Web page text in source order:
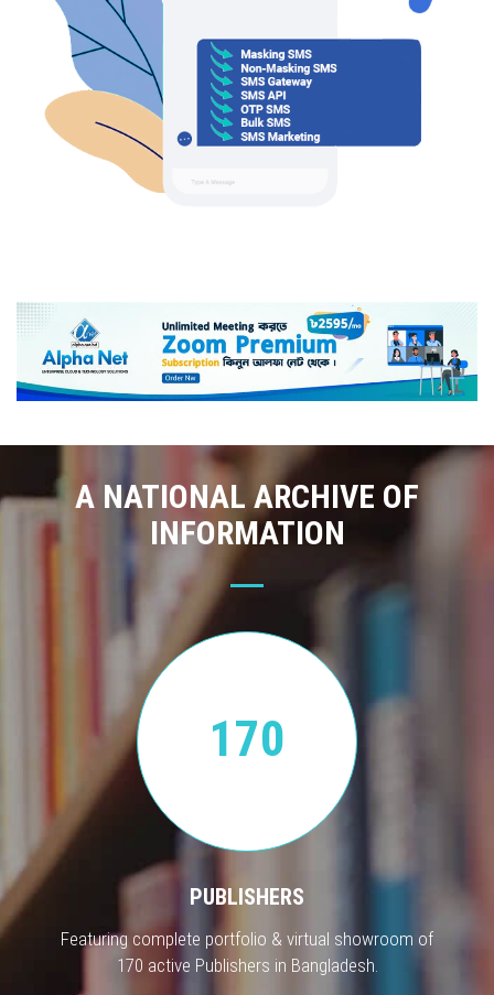
A NATIONAL ARCHIVE OF
INFORMATION
170
PUBLISHERS
Featuring complete portfolio & virtual showroom of
170 active Publishers in Bangladesh.